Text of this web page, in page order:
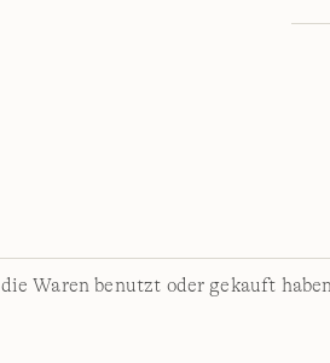
Waren benutzt oder gekauft